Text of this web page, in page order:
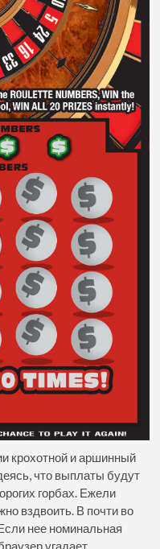
крохотной и аршинный
что выплаты будут
горбах. Ежели
вздвоить. В почти во
нее номинальная
угадает